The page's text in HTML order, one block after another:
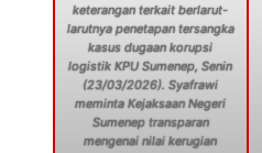
keterangan terkait berlarut-
larutnya penetapan tersangka
kasus dugaan korupsi
logistik KPU Sumenep, Senin
(23/03/2026). Syafrawi
meminta Kejaksaan Negeri
Sumenep transparan
mengenai nilai kerugian